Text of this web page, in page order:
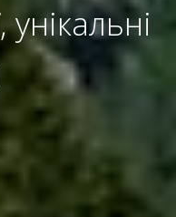
унікальні